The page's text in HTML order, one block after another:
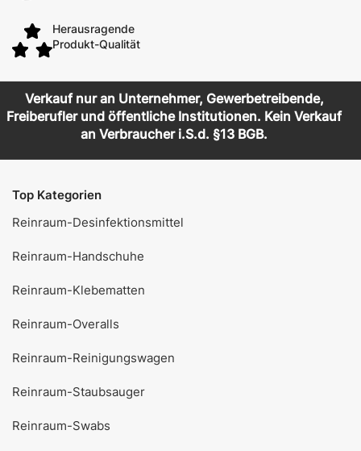
Herausragende
Produkt-Qualität
Verkauf nur an Unternehmer, Gewerbetreibende,
Freiberufler und öffentliche Institutionen. Kein Verkauf
an Verbraucher i.S.d. §13 BGB.
Top Kategorien
Reinraum-Desinfektionsmittel
Reinraum-Handschuhe
Reinraum-Klebematten
Reinraum-Overalls
Reinraum-Reinigungswagen
Reinraum-Staubsauger
Reinraum-Swabs